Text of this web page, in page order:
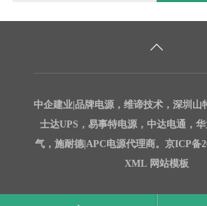
中企建业|品牌电源，维谛技术，深圳山
士达UPS，易事特电源，中达电通，
气，施耐德|APC电源代理商。京ICP备
XML 网站模板